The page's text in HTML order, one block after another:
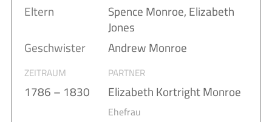
Eltern Spence Monroe, Elizabeth
Jones
Geschwister
Andrew Monroe
ZEITRAUM PARTNER
1786 – 1830 Elizabeth Kortright Monroe
Ehefrau